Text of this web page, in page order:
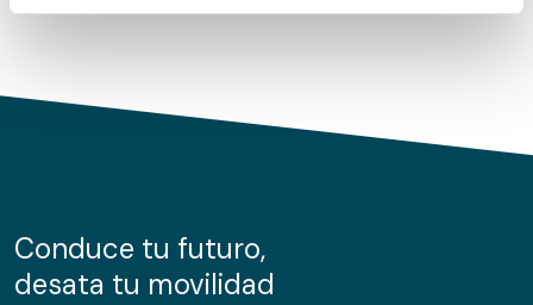
de cookies.
información sobre el uso que haga del sitio web con
nuestros partners de redes sociales, publicidad y análisis
Conduce tu futuro,
desata tu movilidad